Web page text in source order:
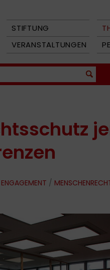
STIFTUNG
VERANSTALTUNGEN
/